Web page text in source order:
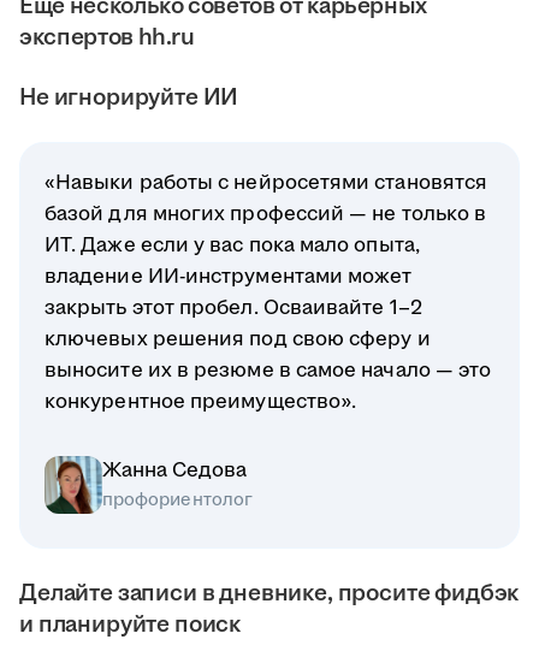
экспертов hh.ru
Не игнорируйте ИИ
«Навыки работы с нейросетями становятся
базой для многих профессий — не только в
ИТ. Даже если у вас пока мало опыта,
владение ИИ-инструментами может
закрыть этот пробел. Осваивайте 1–2
ключевых решения под свою сферу и
выносите их в резюме в самое начало — это
конкурентное преимущество».
Жанна Седова
профориентолог
Делайте записи в дневнике, просите фидбэк
и планируйте поиск